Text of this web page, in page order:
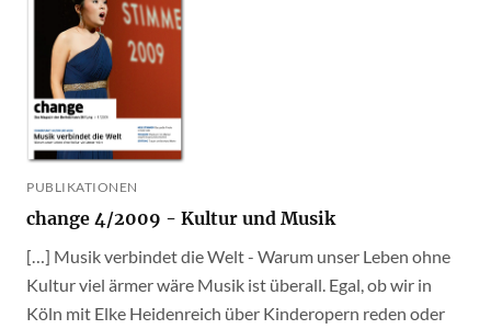
PUBLIKATIONEN
change 4/2009 - Kultur und Musik
[…] Musik verbindet die Welt - Warum unser Leben ohne
Kultur viel ärmer wäre Musik ist überall. Egal, ob wir in
Köln mit Elke Heidenreich über Kinderopern reden oder